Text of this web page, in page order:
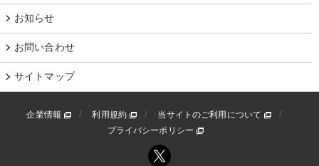
お知らせ
お問い合わせ
サイトマップ
企業情報 利用規約
当サイトのご利用について
プライバシーポリシー